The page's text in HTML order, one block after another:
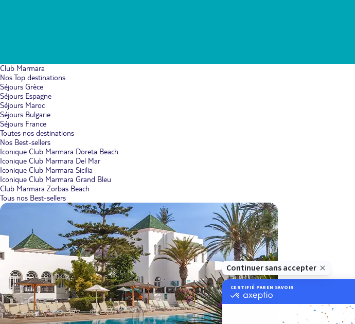
Club Marmara
Nos Top destinations
Séjours Grèce
Séjours Espagne
Séjours Maroc
Séjours Bulgarie
Séjours France
Toutes nos destinations
Nos Best-sellers
Iconique Club Marmara Doreta Beach
Iconique Club Marmara Del Mar
Iconique Club Marmara Sicilia
Iconique Club Marmara Grand Bleu
Club Marmara Zorbas Beach
Tous nos Best-sellers